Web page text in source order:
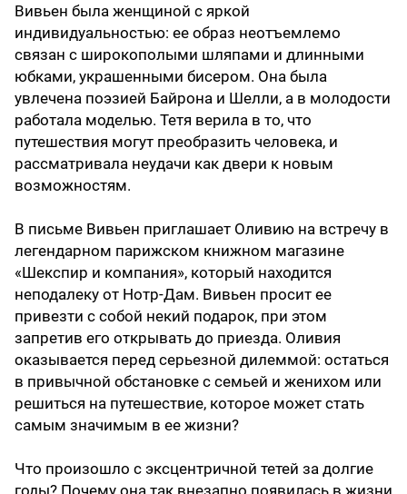
Вивьен была женщиной с яркой
индивидуальностью: ее образ неотъемлемо
связан с широкополыми шляпами и длинными
юбками, украшенными бисером. Она была
увлечена поэзией Байрона и Шелли, а в молодости
работала моделью. Тетя верила в то, что
путешествия могут преобразить человека, и
рассматривала неудачи как двери к новым
возможностям.
В письме Вивьен приглашает Оливию на встречу в
легендарном парижском книжном магазине
«Шекспир и компания», который находится
неподалеку от Нотр-Дам. Вивьен просит ее
привезти с собой некий подарок, при этом
запретив его открывать до приезда. Оливия
оказывается перед серьезной дилеммой: остаться
в привычной обстановке с семьей и женихом или
решиться на путешествие, которое может стать
самым значимым в ее жизни?
Что произошло с эксцентричной тетей за долгие
годы? Почему она так внезапно появилась в жизни